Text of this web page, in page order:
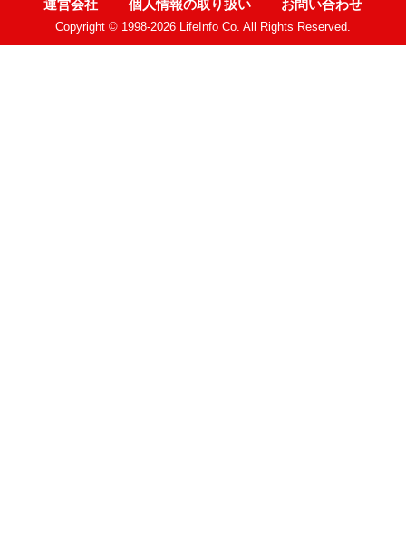
運営会社 個人情報の取り扱い お問い合わせ
Copyright © 1998-2026 LifeInfo Co. All Rights Reserved.